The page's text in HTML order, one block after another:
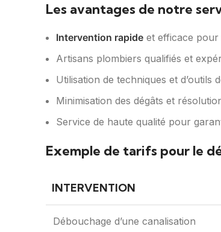
Les avantages de notre
Intervention rapide et efficace
Artisans plombiers qualifiés et
Utilisation de techniques et
Minimisation des dégâts et
Service de haute qualité pour
Exemple de tarifs pour le
INTERVENTION
Débouchage d’une canalisation